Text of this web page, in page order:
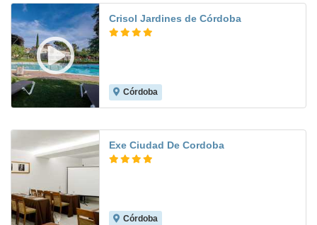
Crisol Jardines de Córdoba
Córdoba
Exe Ciudad De Cordoba
Córdoba